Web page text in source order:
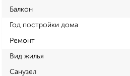
Балкон
Год постройки дома
Ремонт
Вид жилья
Санузел